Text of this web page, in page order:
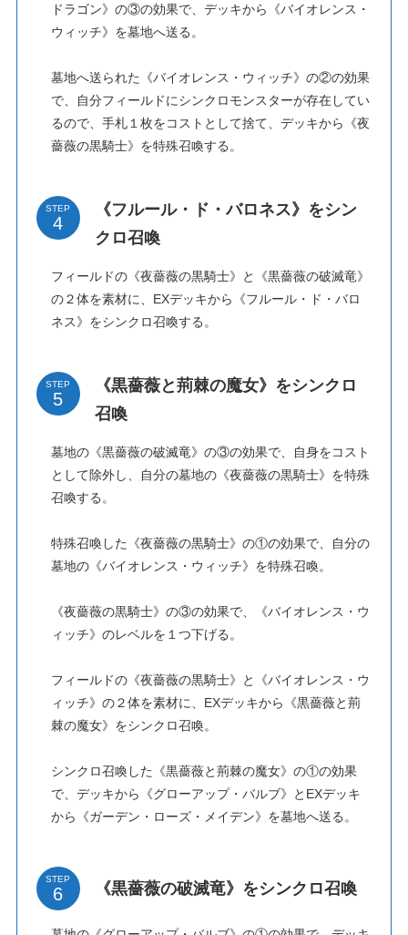
ドラゴン》の③の効果で、デッキから《バイオレンス・
ウィッチ》を墓地へ送る。
墓地へ送られた《バイオレンス・ウィッチ》の②の効果
で、自分フィールドにシンクロモンスターが存在してい
るので、手札１枚をコストとして捨て、デッキから《夜
薔薇の黒騎士》を特殊召喚する。
STEP
《フルール・ド・バロネス》をシン
クロ召喚
フィールドの《夜薔薇の黒騎士》と《黒薔薇の破滅竜》
の２体を素材に、EXデッキから《フルール・ド・バロ
ネス》をシンクロ召喚する。
STEP
《黒薔薇と荊棘の魔女》をシンクロ
召喚
墓地の《黒薔薇の破滅竜》の③の効果で、自身をコスト
として除外し、自分の墓地の《夜薔薇の黒騎士》を特殊
召喚する。
特殊召喚した《夜薔薇の黒騎士》の①の効果で、自分の
墓地の《バイオレンス・ウィッチ》を特殊召喚。
《夜薔薇の黒騎士》の③の効果で、《バイオレンス・ウ
ィッチ》のレベルを１つ下げる。
フィールドの《夜薔薇の黒騎士》と《バイオレンス・ウ
ィッチ》の２体を素材に、EXデッキから《黒薔薇と荊
棘の魔女》をシンクロ召喚。
シンクロ召喚した《黒薔薇と荊棘の魔女》の①の効果
で、デッキから《グローアップ・バルブ》とEXデッキ
から《ガーデン・ローズ・メイデン》を墓地へ送る。
STEP
《黒薔薇の破滅竜》をシンクロ召喚